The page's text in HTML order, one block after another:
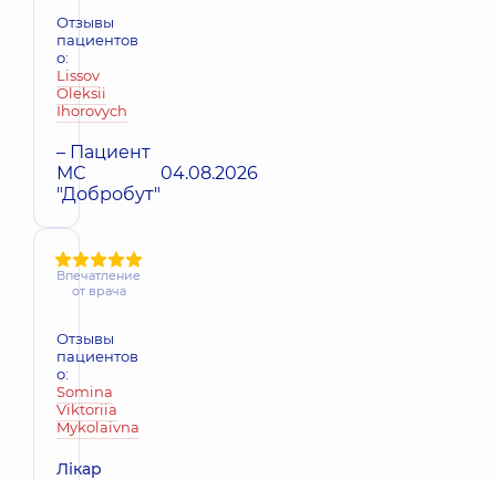
Отзывы
пациентов
о:
Lissov
Oleksii
Ihorovych
– Пациент
МС
"Добробут"
04.08.2026
Впечатление
от врача
Отзывы
пациентов
о:
Somina
Viktoriia
Mykolaivna
Лікар